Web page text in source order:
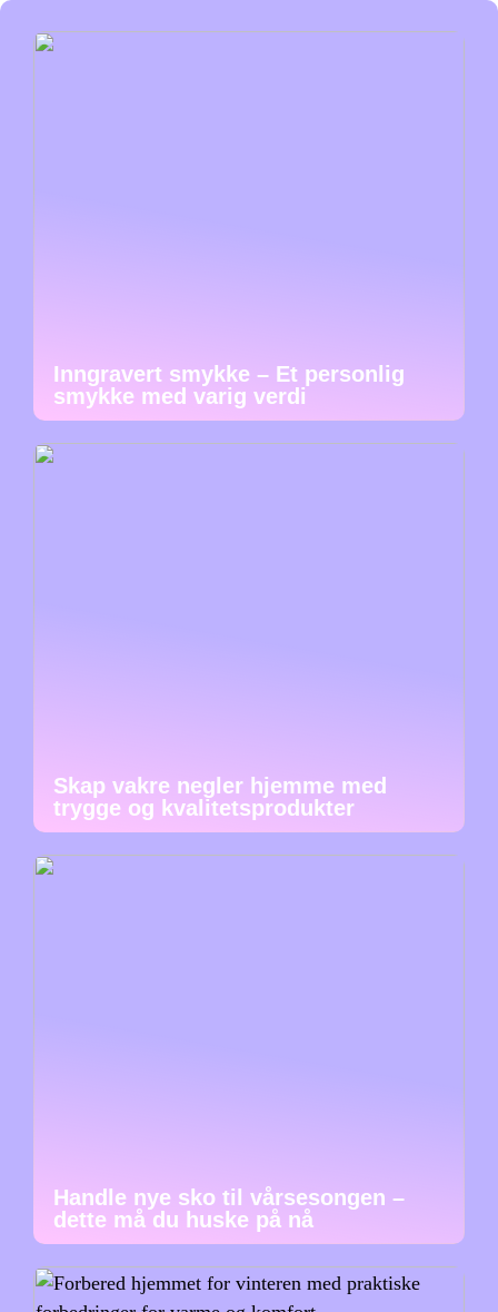
Inngravert smykke – Et personlig
smykke med varig verdi
Skap vakre negler hjemme med
trygge og kvalitetsprodukter
Handle nye sko til vårsesongen –
dette må du huske på nå